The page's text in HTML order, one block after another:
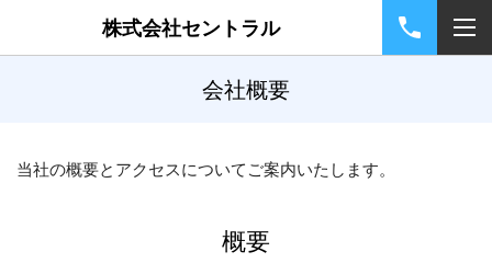
株式会社セントラル
会社概要
当社の概要とアクセスについてご案内いたします。
概要